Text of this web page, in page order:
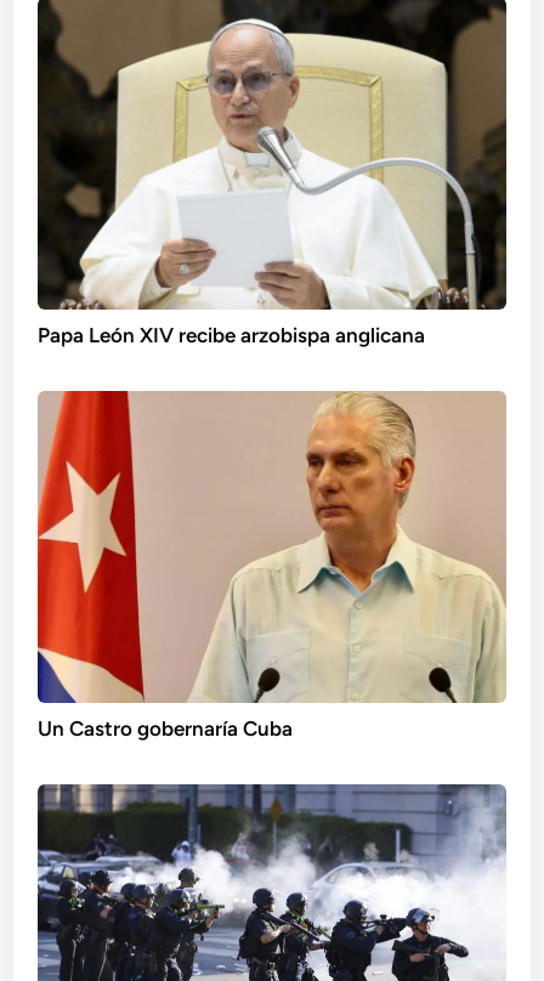
Papa León XIV recibe arzobispa anglicana
Un Castro gobernaría Cuba